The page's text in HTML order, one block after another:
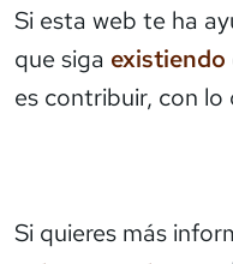
Si esta web te ha
que siga existiendo
es contribuir, con lo
Si quieres más